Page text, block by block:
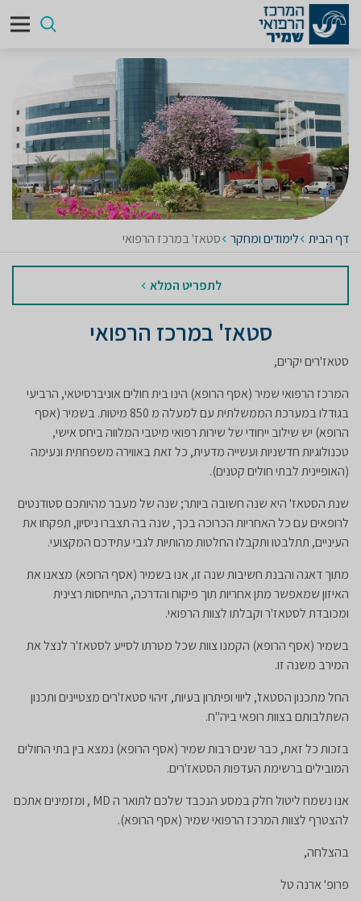
דף הבית לימודים ומחקר סטאז' במרכז הרפואי
לתפריט המלא
סטאז' במרכז הרפואי
סטאז'רים יקרים,
המרכז הרפואי שמיר (אסף הרופא) הינו בית חולים אוניברסיטאי, הרביעי
בגודלו במערכת הממשלתית עם למעלה מ 850 מיטות. בשמיר (אסף
הרופא) יש שילוב ייחודי של שירות רפואי מיטבי המלווה ביחס אישי,
טכנולוגיות חדשניות ועשייה מדעית, כל זאת באווירה משפחתית ונעימה
(האופיינית לבתי חולים קטנים).
שנת הסטאז' היא שנה חשובה ביותר; שנה של מעבר מהיותכם סטודנטים
לרופאים עם כל האחריות הכרוכה בכך, שנה בה תצברו ניסיון, תפקחו את
העיניים, תתלבטו ותקבלו החלטות מהותיות לגבי עתידכם המקצועי.
מתוך דאגה והבנת חשיבות שנה זו, אנו בשמיר (אסף הרופא) מצאנו את
האיזון שמאפשר מתן אחריות תוך פיקוח והדרכה, התייחסות רצינית
ומכובדת לסטאז'ר וקבלתו לצוות הרפואי.
בשמיר (אסף הרופא) הקמנו צוות שכל מטרתו לסייע לסטאז'ר לנצל את
המירב משנה זו.
החל מתכנון הסטאז', ליווי ופיתרון בעיות, זיהוי סטאז'רים מצטיינים ותכנון
השתלבותם בצוות רופאי ביה"ח.
בזכות כל זאת, כבר שנים רבות שמיר (אסף הרופא) נמצא בין בתי החולים
המובילים ברשימת העדפות הסטאז'רים.
אנו נשמח ליטול חלק במסע הנכבד שלכם לתואר ה MD , ומזמינים אתכם
להצטרף לצוות המרכז הרפואי שמיר (אסף הרופא).
בהצלחה,
פרופ' ארנה טל